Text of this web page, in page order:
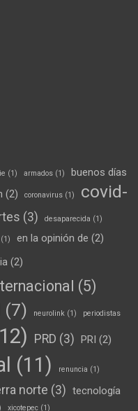
(1) armados (1)
buenos días
(2) coronavirus (1)
covid-
(3) desaparecida (1)
(1) en la opinión de (2)
(2)
(5)
(7) neurolink (1) periodistas
PRD (3) PRI (2)
(11) renuncia (1)
norte (3) tecnología
xicotepec (1)